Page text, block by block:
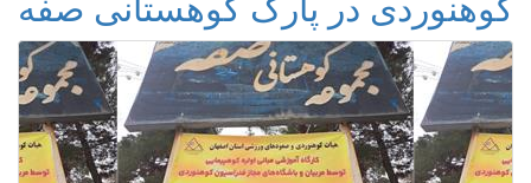
کوهنوردی در پارک کوهستانی صفه